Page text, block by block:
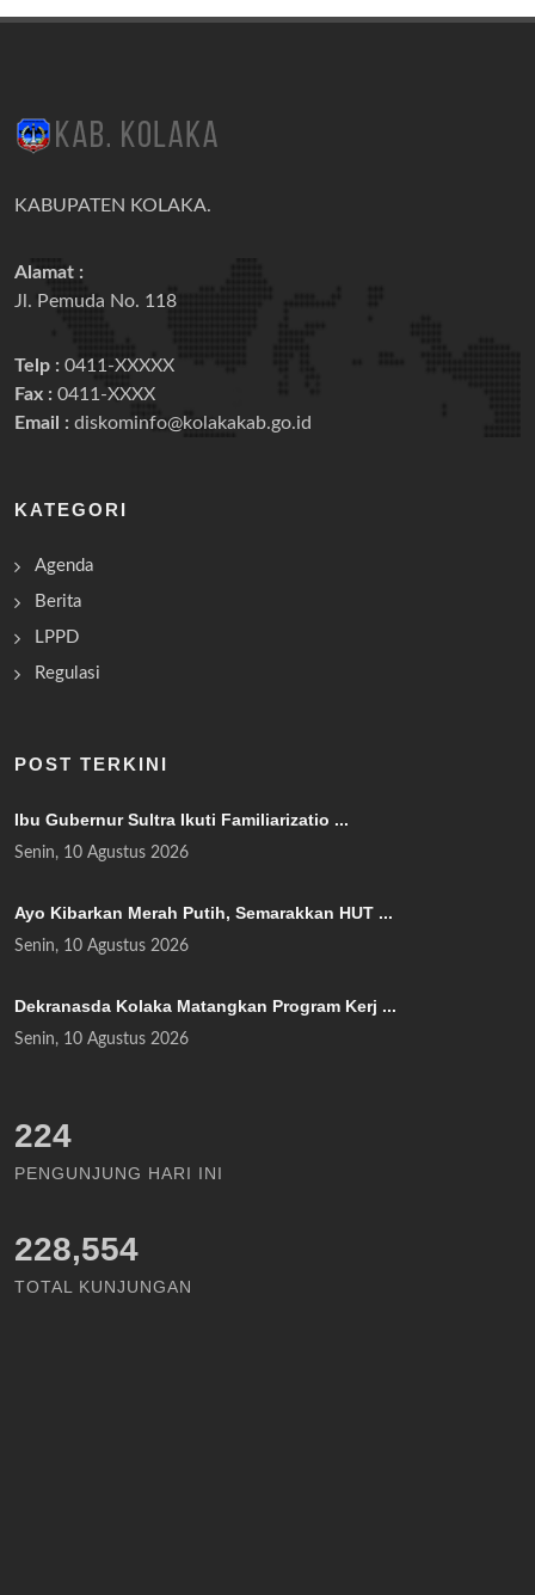
KABUPATEN KOLAKA.
Alamat :
Jl. Pemuda No. 118
Telp : 0411-XXXXX
Fax : 0411-XXXX
Email : diskominfo@kolakakab.go.id
KATEGORI
Agenda
Berita
LPPD
Regulasi
POST TERKINI
Ibu Gubernur Sultra Ikuti Familiarizatio ...
Senin, 10 Agustus 2026
Ayo Kibarkan Merah Putih, Semarakkan HUT ...
Senin, 10 Agustus 2026
Dekranasda Kolaka Matangkan Program Kerj ...
Senin, 10 Agustus 2026
274
PENGUNJUNG HARI INI
228,554
TOTAL KUNJUNGAN